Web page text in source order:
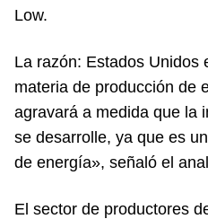
Low.
La razón: Estados Unidos
materia de producción de
agravará a medida que la
se desarrolle, ya que es
de energía», señaló el
El sector de productores